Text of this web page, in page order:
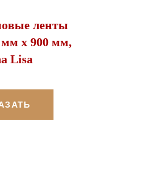
ленты
мм х 900 мм,
Lisa